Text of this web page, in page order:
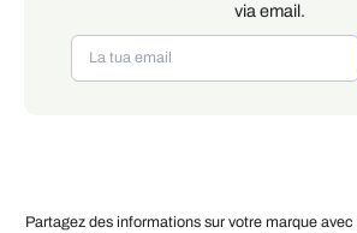
via email.
Partagez des informations sur votre marque